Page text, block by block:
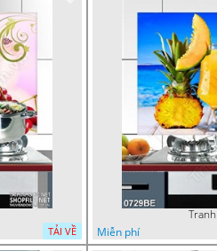
TẢI VỀ
Miễn phí